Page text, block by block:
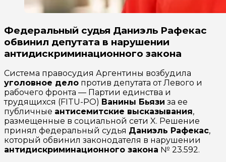
Федеральный судья Даниэль Рафекас
обвинил депутата в нарушении
антидискриминационного закона
Система правосудия Аргентины возбудила
уголовное дело против депутата от Левого и
рабочего фронта — Партии единства и
трудящихся (FITU-PO) Ванины Бьязи за ее
публичные антисемитские высказывания,
размещенные в социальной сети X. Решение
принял федеральный судья Даниэль Рафекас,
который обвинил законодателя в нарушении
антидискриминационного закона № 23.592.